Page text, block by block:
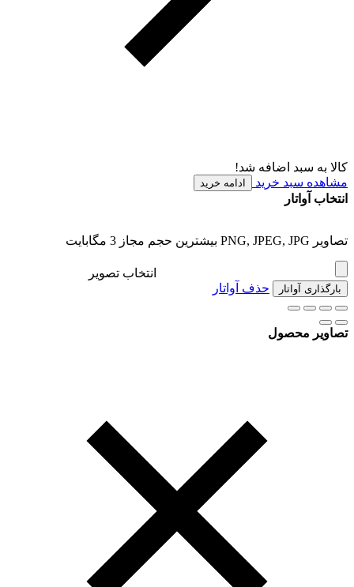
کالا به سبد اضافه شد!
مشاهده سبد خرید
ادامه خرید
انتخاب آواتار
تصاویر PNG, JPEG, JPG بیشترین حجم مجاز 3 مگابایت
انتخاب تصویر
بارگذاری آواتار حذف آواتار
تصاویر محصول